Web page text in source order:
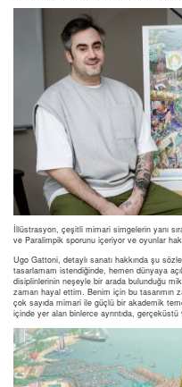
İllüstrasyon, çeşitli mimari simgelerin yanı
ve Paralimpik sporunu içeriyor ve oyunlar
Ugo Gattoni, detaylı sanatı hakkında şu
tasarlamam istendiğinde, hemen dünyaya
disiplinlerinin neşeyle bir arada bulunduğu
zaman hayal ettim. Benim için bu tasarımın
çok sayıda mimari ile güçlü bir akademik
içinde yer alan binlerce ayrıntıda, gerçeküstü